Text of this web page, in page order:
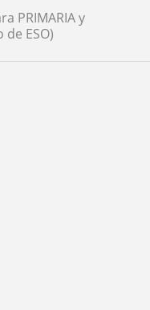
PRIMARIA y
de ESO)